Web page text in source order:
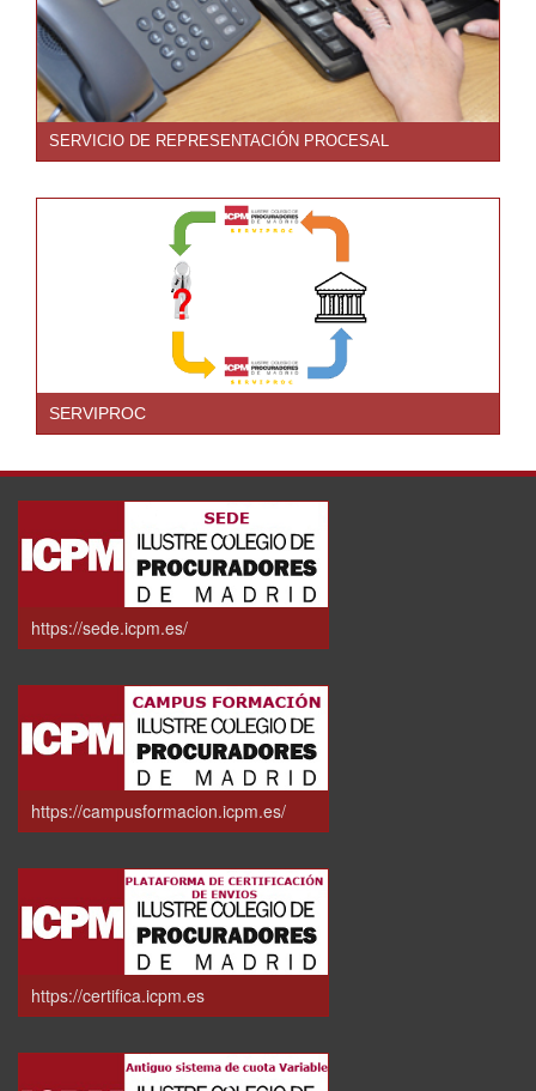
SERVICIO DE REPRESENTACIÓN PROCESAL
SERVIPROC
https://sede.icpm.es/
https://campusformacion.icpm.es/
https://certifica.icpm.es